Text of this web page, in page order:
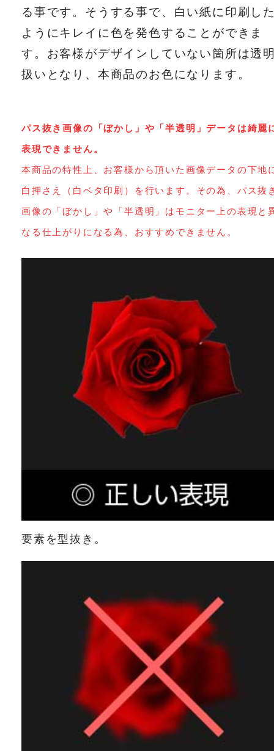
る事です。そうする事で、白い紙に印刷し
ようにキレイに色を発色することができま
す。お客様がデザインしていない箇所は透
扱いとなり、本商品のお色になります。
パス抜き画像の「ぼかし」や「半透明」データは綺麗
表現できません。
本商品の特性上、お客様から頂いた画像データの下地
白押さえ（白ベタ印刷）を行います。その為、パス抜
画像の「ぼかし」や「半透明」はモニター上の表現と
なる仕上がりになる為、おすすめできません。
要素を型抜き。